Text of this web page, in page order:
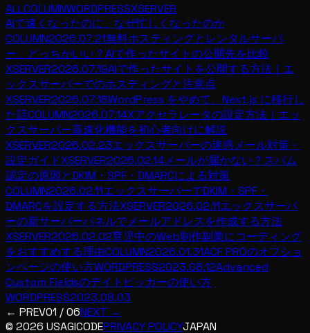
ALLCOLUMNWORDPRESSXSERVER
AIで速くなったのに、なぜ忙しくなったのか
COLUMN2026.07.21無料ホスティングとレンタルサーバ
ー、どっちがいい？AIで作ったサイトの公開先を比較
XSERVER2026.07.19AIで作ったサイトを公開する方法｜エ
ックスサーバーでのホスティングと注意点
XSERVER2026.07.18WordPress をやめて、Next.js に移行し
た話COLUMN2026.07.14Xアクセラレータの設定方法｜エッ
クスサーバー高速化機能を初心者向けに解説
XSERVER2026.02.23エックスサーバーの迷惑メール対策・
設定ガイドXSERVER2026.02.14メールが届かない？スパム
認定の原因とDKIM・SPF・DMARCによる対策
COLUMN2026.02.11エックスサーバーでDKIM・SPF・
DMARCを設定する方法XSERVER2026.02.11エックスサーバ
ーの新サーバーパネルでメールアドレスを作成する方法
XSERVER2026.02.02育児中のWeb制作副業にコーディング
をおすすめする理由COLUMN2026.01.31ACF PROのオプショ
ンページの使い方WORDPRESS2023.08.12Advanced
Custom Fieldsのデイトピッカーの使い方
WORDPRESS2023.08.03
← PREV01 /06NEXT →
© 2026 USAGICODEPRIVACY POLICYJAPAN